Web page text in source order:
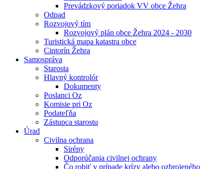
Prevádzkový poriadok VV obce Žehra
Odpad
Rozvojový tím
Rozvojový plán obce Žehra 2024 - 2030
Turistická mapa katastra obce
Cintorín Žehra
Samospráva
Starosta
Hlavný kontrolór
Dokumenty
Poslanci Oz
Komisie pri Oz
Podateľňa
Zástupca starostu
Úrad
Civilna ochrana
Sirény
Odporúčania civilnej ochrany
Čo robiť v prípade krízy alebo ozbrojeného